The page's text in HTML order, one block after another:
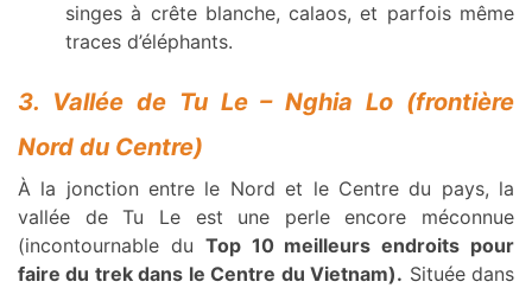
singes à crête blanche, calaos, et parfois même
traces d’éléphants.
3. Vallée de Tu Le – Nghia Lo (frontière
Nord du Centre)
À la jonction entre le Nord et le Centre du pays, la
vallée de Tu Le est une perle encore méconnue
(incontournable du Top 10 meilleurs endroits pour
faire du trek dans le Centre du Vietnam). Située dans